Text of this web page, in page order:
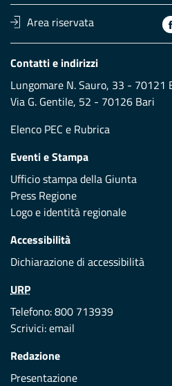
Area riservata
Contatti e indirizzi
Lungomare N. Sauro, 33 - 70121
Via G. Gentile, 52 - 70126 Bari
Elenco PEC e Rubrica
Eventi e Stampa
Ufficio stampa della Giunta
Press Regione
Logo e identità regionale
Accessibilità
Dichiarazione di accessibilità
URP
Telefono: 800 713939
Scrivici:email
Redazione
Presentazione